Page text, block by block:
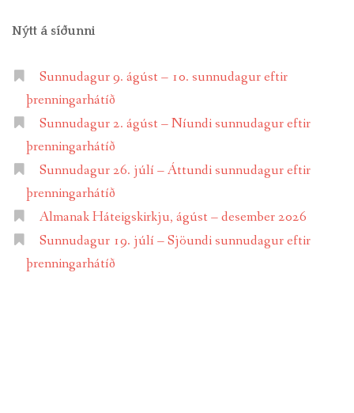
Nýtt á síðunni
Sunnudagur 9. ágúst – 10. sunnudagur eftir
þrenningarhátíð
Sunnudagur 2. ágúst – Níundi sunnudagur eftir
þrenningarhátíð
Sunnudagur 26. júlí – Áttundi sunnudagur eftir
þrenningarhátíð
Almanak Háteigskirkju, ágúst – desember 2026
Sunnudagur 19. júlí – Sjöundi sunnudagur eftir
þrenningarhátíð